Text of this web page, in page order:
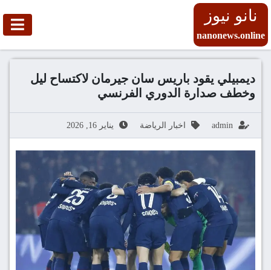
نانو نيوز
nanonews.online
ديمبيلي يقود باريس سان جيرمان لاكتساح ليل
وخطف صدارة الدوري الفرنسي
admin اخبار الرياضة يناير 16, 2026